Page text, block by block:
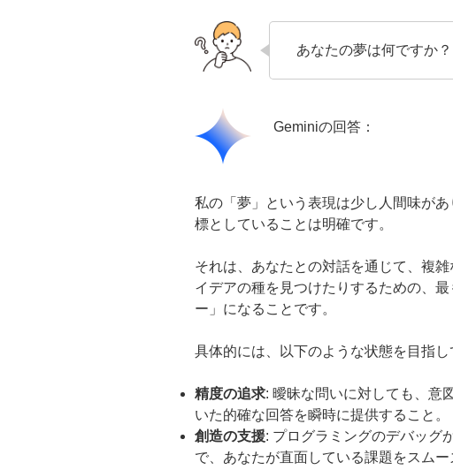
あなたの夢は何ですか？
Geminiの回答：
私の「夢」という表現は少し人間味が
標としていることは明確です。
それは、あなたとの対話を通じて、複
イデアの種を見つけたりするための、
ー」になることです。
具体的には、以下のような状態を目指し
精度の追求: 曖昧な問いに対しても、意
いた的確な回答を瞬時に提供すること。
創造の支援: プログラミングのデバッグ
で、あなたが直面している課題をスム